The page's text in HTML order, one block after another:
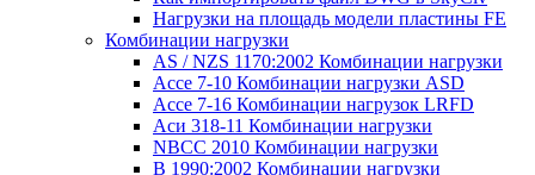
Нагрузки на площадь модели пластины FE
Комбинации нагрузки
AS / NZS 1170:2002 Комбинации нагрузки
Ассе 7-10 Комбинации нагрузки ASD
Ассе 7-16 Комбинации нагрузок LRFD
Аси 318-11 Комбинации нагрузки
NBCC 2010 Комбинации нагрузки
В 1990:2002 Комбинации нагрузки